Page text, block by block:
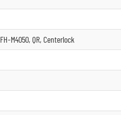
M4050, QR, Centerlock